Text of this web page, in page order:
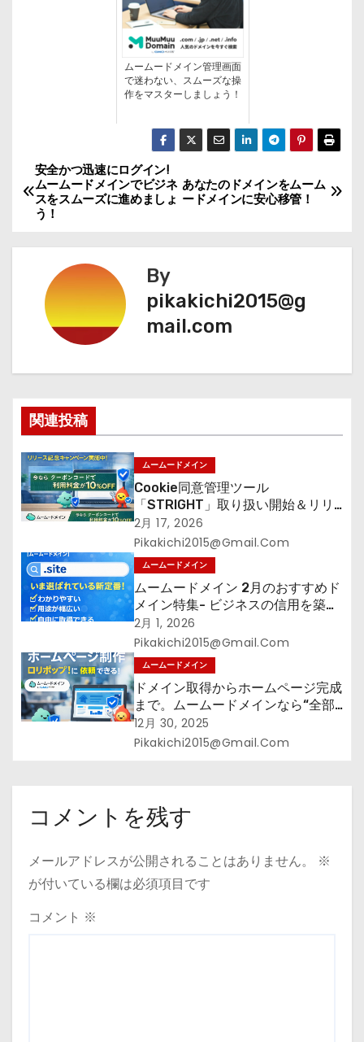
ムームードメイン管理画面
で迷わない、スムーズな操
作をマスターしましょう！
投
稿
ナ
ビ
ゲ
シ
ョ
ン
あなたのドメインをムーム
ードメインに安心移管！
安全かつ迅速にログイン!
ムームードメインでビジネ
スをスムーズに進めましょ
う！
By
pikakichi2015@g
mail.com
関連投稿
ムームードメイン
Cookie同意管理ツール
「STRIGHT」取り扱い開始＆リリ
ース記念キャンペーン【ムームード
メイン】
2月 17, 2026
Pikakichi2015@gmail.com
ムームードメイン
ムームードメイン 2月のおすすめド
メイン特集- ビジネスの信用を築く
――そのすべての起点となるのが独
自ドメイン
2月 1, 2026
Pikakichi2015@gmail.com
ムームードメイン
ドメイン取得からホームページ完成
まで。ムームードメインなら“全部
まとめて”安心スタート
12月 30, 2025
Pikakichi2015@gmail.com
コメントを残す
メールアドレスが公開されることはありません。
※
が付いている欄は必須項目です
コメント ※